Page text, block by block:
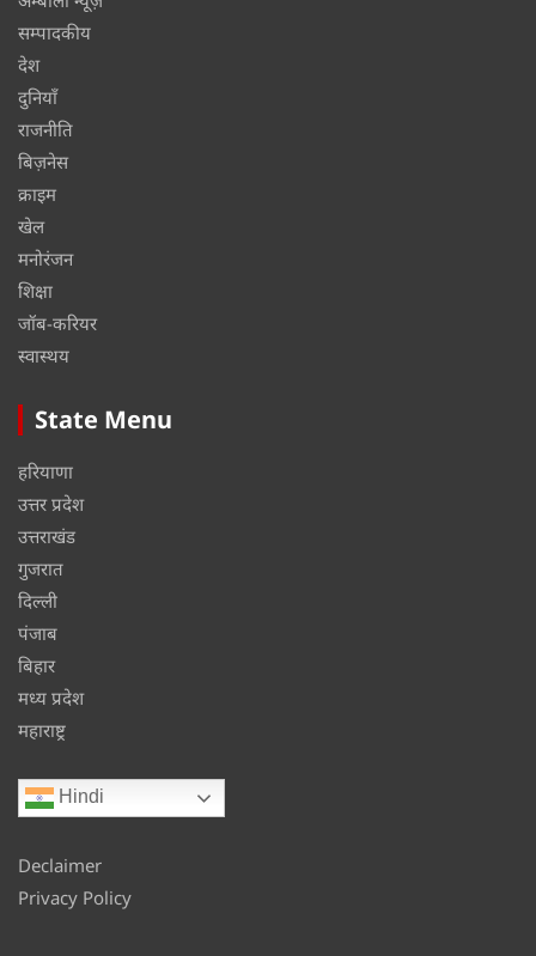
सम्पादकीय
देश
दुनियाँ
राजनीति
बिज़नेस
क्राइम
खेल
मनोरंजन
शिक्षा
जॉब-करियर
स्वास्थय
State Menu
हरियाणा
उत्तर प्रदेश
उत्तराखंड
गुजरात
दिल्ली
पंजाब
बिहार
मध्य प्रदेश
महाराष्ट्र
Hindi
Declaimer
Privacy Policy